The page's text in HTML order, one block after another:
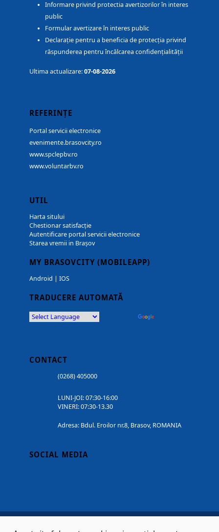
Informare privind protectia avertizorilor în interes
public
Formular avertizare în interes public
Declarație pentru a beneficia de protecția privind
răspunderea pentru încălcarea confidențialității
Ultima actualizare:07-08-2026
REFERINȚE
Portal servicii electronice
evenimente.brasovcity.ro
www.spclepbv.ro
www.voluntarbv.ro
UTIL
Harta sitului
Chestionar satisfacție
Autentificare portal servicii electronice
Starea vremii in Brașov
MY BRASOVCITY (MOBILEAPP)
Android | IOS
TRADUCERE AUTOMATĂ
CONTACT
(0268) 405000
LUNI-JOI: 07:30-16:00
VINERI: 07:30-13.30
Adresa: Bdul. Eroilor nr.8, Brasov, ROMANIA
SOCIAL MEDIA